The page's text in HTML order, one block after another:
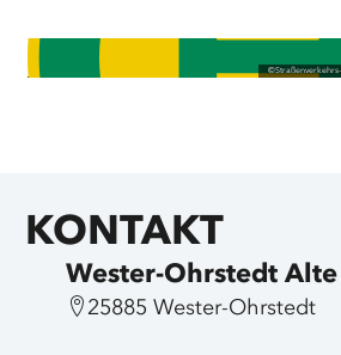
©
KONTAKT
Wester-Ohrstedt
25885 Wester-Ohrstedt